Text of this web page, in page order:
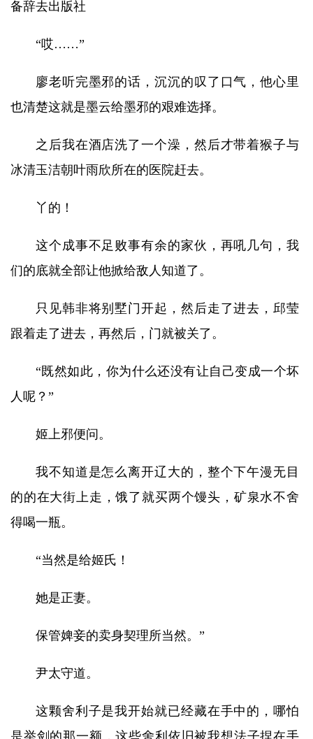
备辞去出版社
“哎……”
廖老听完墨邪的话，沉沉的叹了口气，他心里
也清楚这就是墨云给墨邪的艰难选择。
之后我在酒店洗了一个澡，然后才带着猴子与
冰清玉洁朝叶雨欣所在的医院赶去。
丫的！
这个成事不足败事有余的家伙，再吼几句，我
们的底就全部让他掀给敌人知道了。
只见韩非将别墅门开起，然后走了进去，邱莹
跟着走了进去，再然后，门就被关了。
“既然如此，你为什么还没有让自己变成一个坏
人呢？”
姬上邪便问。
我不知道是怎么离开辽大的，整个下午漫无目
的的在大街上走，饿了就买两个馒头，矿泉水不舍
得喝一瓶。
“当然是给姬氏！
她是正妻。
保管婢妾的卖身契理所当然。”
尹太守道。
这颗舍利子是我开始就已经藏在手中的，哪怕
是举剑的那一额，这些舍利依旧被我想法子捏在手